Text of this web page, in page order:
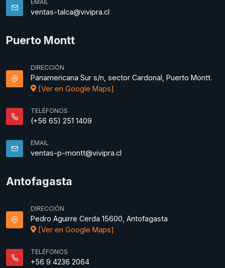
EMAIL
ventas-talca@vivipra.cl
Puerto Montt
DIRECCIÓN
Panamericana Sur s/n, sector Cardonal, Puerto Montt.
[Ver en Google Maps]
TELÉFONOS
(+56 65) 251 1409
EMAIL
ventas-p-montt@vivipra.cl
Antofagasta
DIRECCIÓN
Pedro Aguirre Cerda 15600, Antofagasta
[Ver en Google Maps]
TELÉFONOS
+56 9 4236 2064